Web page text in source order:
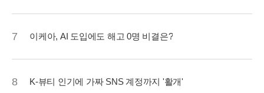
7 이케아, AI 도입에도 해고 0명 비결은?
8 K-뷰티 인기에 가짜 SNS 계정까지 '활개'